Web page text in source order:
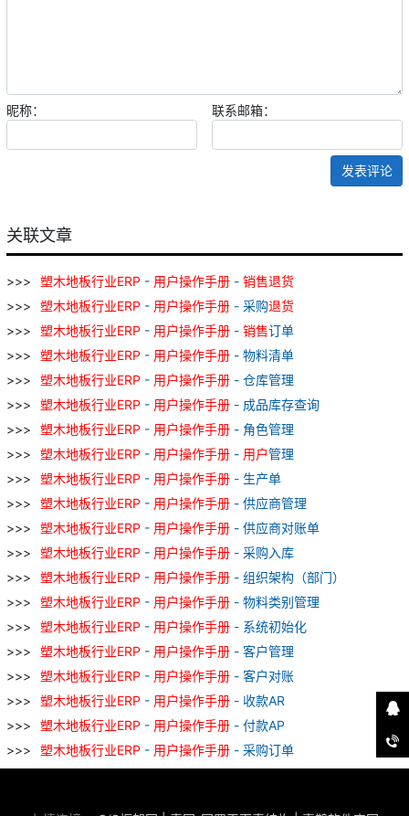
昵称： 联系邮箱：
发表评论
关联文章
塑木地板行业ERP - 用户操作手册 - 销售退货
塑木地板行业ERP - 用户操作手册 - 采购退货
塑木地板行业ERP - 用户操作手册 - 销售订单
塑木地板行业ERP - 用户操作手册 - 物料清单
塑木地板行业ERP - 用户操作手册 - 仓库管理
塑木地板行业ERP - 用户操作手册 - 成品库存查询
塑木地板行业ERP - 用户操作手册 - 角色管理
塑木地板行业ERP - 用户操作手册 - 用户管理
塑木地板行业ERP - 用户操作手册 - 生产单
塑木地板行业ERP - 用户操作手册 - 供应商管理
塑木地板行业ERP - 用户操作手册 - 供应商对账单
塑木地板行业ERP - 用户操作手册 - 采购入库
塑木地板行业ERP - 用户操作手册 - 组织架构（部门）
塑木地板行业ERP - 用户操作手册 - 物料类别管理
塑木地板行业ERP - 用户操作手册 - 系统初始化
塑木地板行业ERP - 用户操作手册 - 客户管理
塑木地板行业ERP - 用户操作手册 - 客户对账
塑木地板行业ERP - 用户操作手册 - 收款AR
塑木地板行业ERP - 用户操作手册 - 付款AP
塑木地板行业ERP - 用户操作手册 - 采购订单